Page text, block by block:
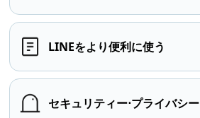
LINEをより便利に使う
セキュリティー⋅プライバシー